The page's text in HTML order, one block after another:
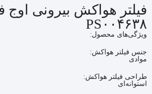
فیلتر هواکش بیرونی اوج
PS۰۰۴۶۳۸
ویژگی‌های محصول:
جنس فیلتر هواکش:
موادی
طراحی فیلتر هواکش:
استوانه‌ای